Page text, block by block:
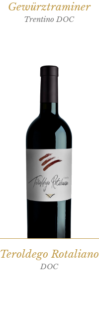
Gewürztraminer
Trentino DOC
Teroldego Rotaliano
DOC